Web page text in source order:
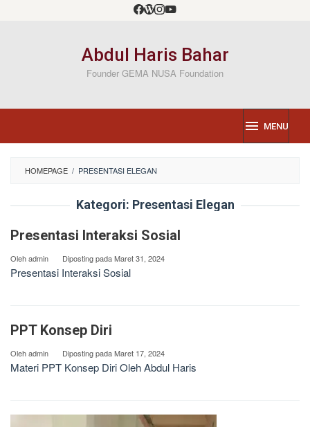
Abdul Haris Bahar
Founder GEMA NUSA Foundation
MENU
HOMEPAGE / PRESENTASI ELEGAN
Kategori: Presentasi Elegan
Presentasi Interaksi Sosial
Olehadmin Diposting padaMaret 31, 2024
Presentasi Interaksi Sosial
PPT Konsep Diri
Olehadmin Diposting padaMaret 17, 2024
Materi PPT Konsep Diri Oleh Abdul Haris